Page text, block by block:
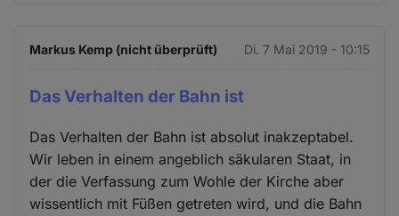
Markus Kemp (nicht überprüft) Di. 7 Mai 2019 - 10:15
Das Verhalten der Bahn ist
Das Verhalten der Bahn ist absolut inakzeptabel.
Wir leben in einem angeblich säkularen Staat, in
der die Verfassung zum Wohle der Kirche aber
wissentlich mit Füßen getreten wird, und die Bahn